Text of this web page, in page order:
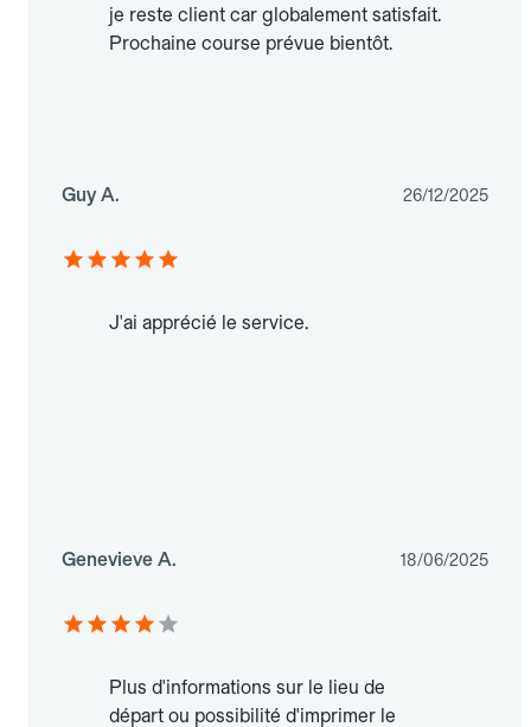
je reste client car globalement satisfait.
Prochaine course prévue bientôt.
Guy A. 26/12/2025
J'ai apprécié le service.
Genevieve A. 18/06/2025
Plus d'informations sur le lieu de
départ ou possibilité d'imprimer le